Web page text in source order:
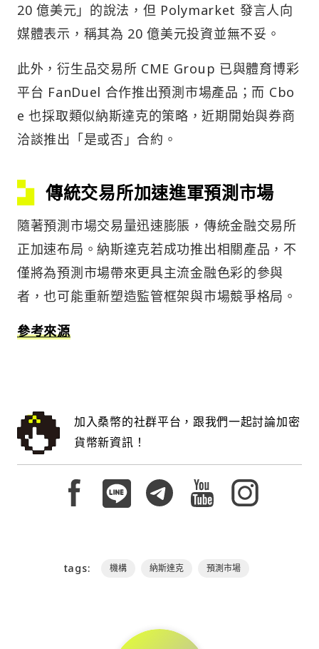
20 億美元」的說法，但 Polymarket 發言人向
媒體表示，稱其為 20 億美元投資並無不妥。
此外，衍生品交易所 CME Group 已與體育博彩
平台 FanDuel 合作推出預測市場產品；而 Cbo
e 也採取類似納斯達克的策略，近期開始與券商
洽談推出「是或否」合約。
傳統交易所加速進軍預測市場
隨著預測市場交易量迅速膨脹，傳統金融交易所
正加速布局。納斯達克若成功推出相關產品，不
僅將為預測市場帶來更具主流金融色彩的參與
者，也可能重新塑造監管框架與市場競爭格局。
參考來源
加入桑幣的社群平台，跟我們一起討論加密
貨幣新資訊！
tags: 機構 納斯達克 預測市場